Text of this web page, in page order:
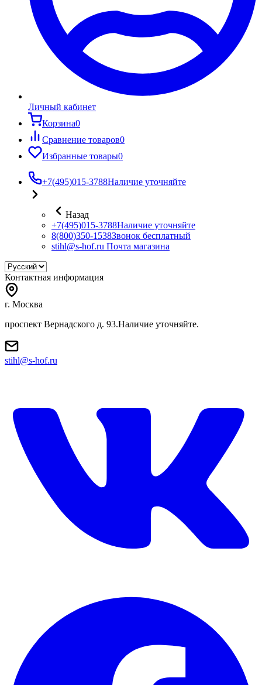
Личный кабинет
Корзина0
Сравнение товаров0
Избранные товары0
+7(495)015-3788Наличие уточняйте
Назад
+7(495)015-3788Наличие уточняйте
8(800)350-1538Звонок бесплатный
stihl@s-hof.ru Почта магазина
Контактная информация
г. Москва
проспект Вернадского д. 93.Наличие уточняйте.
stihl@s-hof.ru